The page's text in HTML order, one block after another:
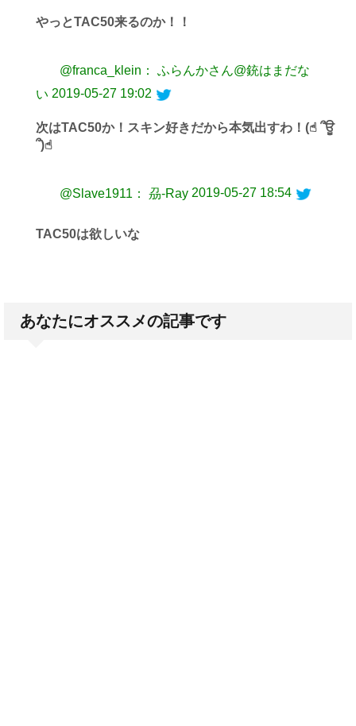
やっとTAC50来るのか！！
@franca_klein： ふらんかさん@銃はまだな
い 2019-05-27 19:02
次はTAC50か！スキン好きだから本気出すわ！(☝︎ ՞ਊ
՞)☝︎
@Slave1911： 刕-Ray 2019-05-27 18:54
TAC50は欲しいな
あなたにオススメの記事です